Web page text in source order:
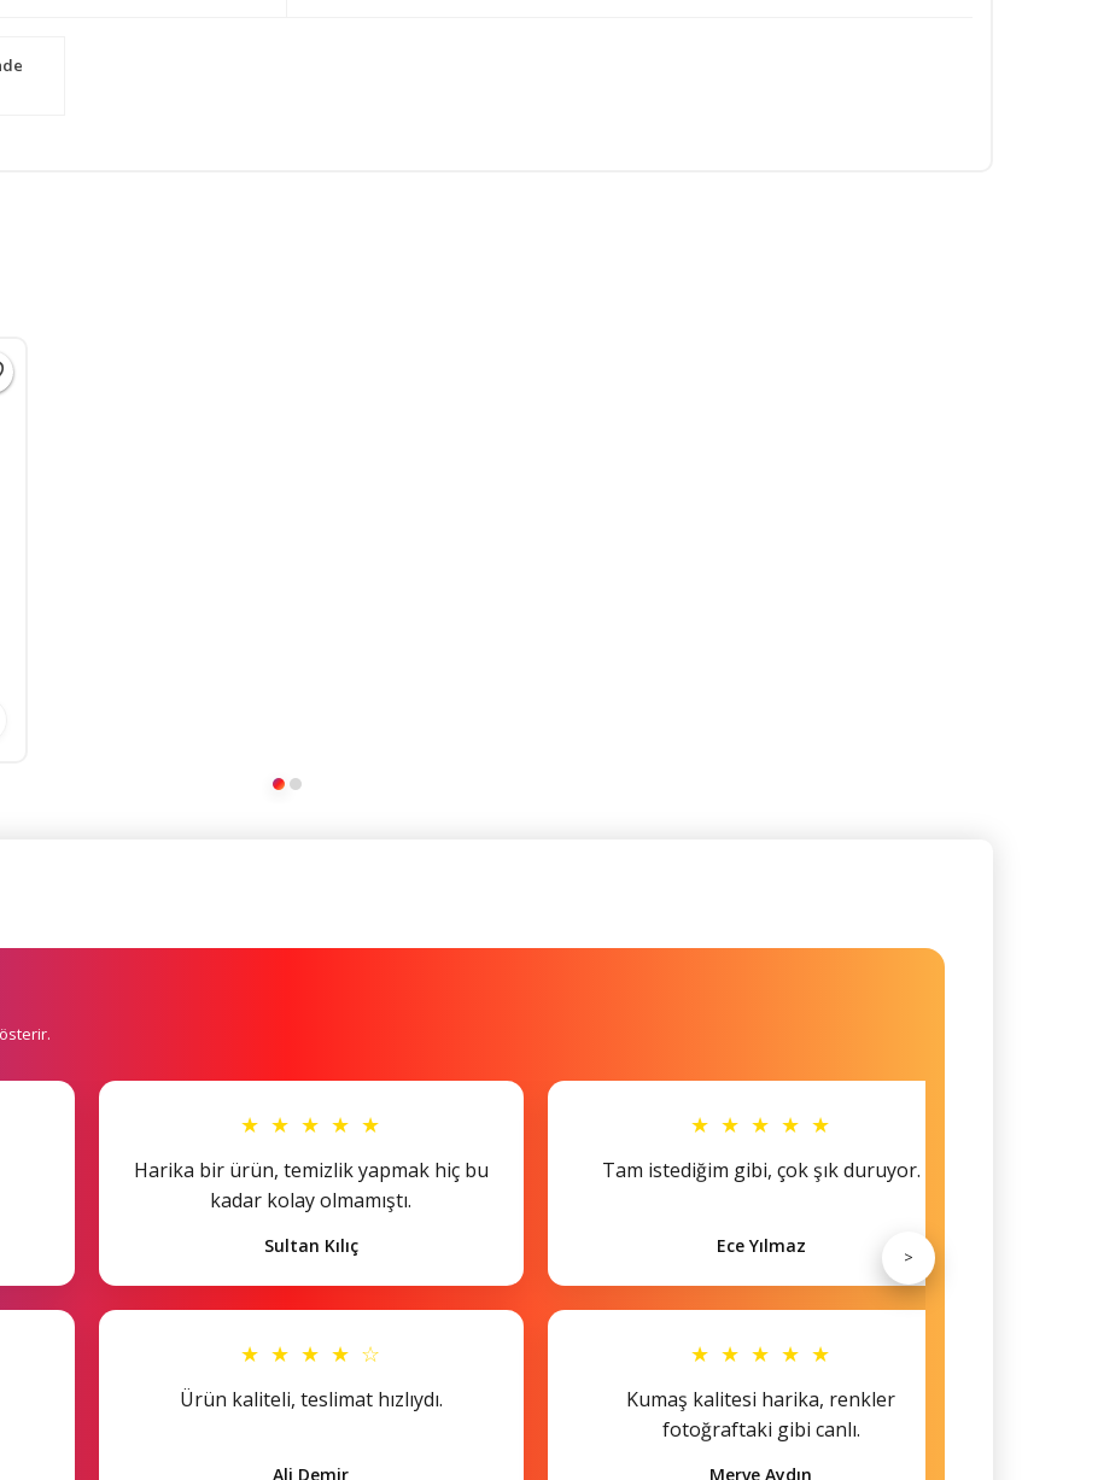
★ ★ ★ ★ ★
Harika bir ürün, temizlik yapmak hiç bu
kadar kolay olmamıştı.
Sultan Kılıç
★ ★ ★ ★ ☆
Ürün kaliteli, teslimat hızlıydı.
Ali Demir
★ ★ ★ ★ ★
Tam istediğim gibi, çok şık duruyor.
Ece Yılmaz
★ ★ ★ ★ ★
Kumaş kalitesi harika, renkler
fotoğraftaki gibi canlı.
Merve Aydın
>